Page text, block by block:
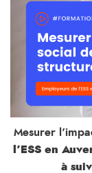
Mesurer
l’ESS en
à